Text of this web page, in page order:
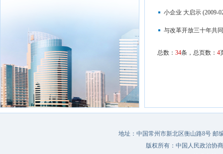
小企业 大启示 (2009-
与改革开放三十年共
总数： 34条，总页数： 4
地址：中国常州市新北区衡山路8号 邮
版权所有：中国人民政治协